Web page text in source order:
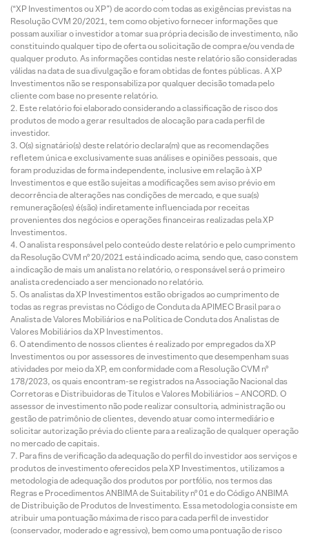
(“XP Investimentos ou XP”) de acordo com todas as exigências previstas na
Resolução CVM 20/2021, tem como objetivo fornecer informações que
possam auxiliar o investidor a tomar sua própria decisão de investimento, não
constituindo qualquer tipo de oferta ou solicitação de compra e/ou venda de
qualquer produto. As informações contidas neste relatório são consideradas
válidas na data de sua divulgação e foram obtidas de fontes públicas. A XP
Investimentos não se responsabiliza por qualquer decisão tomada pelo
cliente com base no presente relatório.
Este relatório foi elaborado considerando a classificação de risco dos
produtos de modo a gerar resultados de alocação para cada perfil de
investidor.
O(s) signatário(s) deste relatório declara(m) que as recomendações
refletem única e exclusivamente suas análises e opiniões pessoais, que
foram produzidas de forma independente, inclusive em relação à XP
Investimentos e que estão sujeitas a modificações sem aviso prévio em
decorrência de alterações nas condições de mercado, e que sua(s)
remuneração(es) é(são) indiretamente influenciada por receitas
provenientes dos negócios e operações financeiras realizadas pela XP
Investimentos.
O analista responsável pelo conteúdo deste relatório e pelo cumprimento
da Resolução CVM nº 20/2021 está indicado acima, sendo que, caso constem
a indicação de mais um analista no relatório, o responsável será o primeiro
analista credenciado a ser mencionado no relatório.
Os analistas da XP Investimentos estão obrigados ao cumprimento de
todas as regras previstas no Código de Conduta da APIMEC Brasil para o
Analista de Valores Mobiliários e na Política de Conduta dos Analistas de
Valores Mobiliários da XP Investimentos.
O atendimento de nossos clientes é realizado por empregados da XP
Investimentos ou por assessores de investimento que desempenham suas
atividades por meio da XP, em conformidade com a Resolução CVM nº
178/2023, os quais encontram-se registrados na Associação Nacional das
Corretoras e Distribuidoras de Títulos e Valores Mobiliários – ANCORD. O
assessor de investimento não pode realizar consultoria, administração ou
gestão de patrimônio de clientes, devendo atuar como intermediário e
solicitar autorização prévia do cliente para a realização de qualquer operação
no mercado de capitais.
Para fins de verificação da adequação do perfil do investidor aos serviços e
produtos de investimento oferecidos pela XP Investimentos, utilizamos a
metodologia de adequação dos produtos por portfólio, nos termos das
Regras e Procedimentos ANBIMA de Suitability nº 01 e do Código ANBIMA
de Distribuição de Produtos de Investimento. Essa metodologia consiste em
atribuir uma pontuação máxima de risco para cada perfil de investidor
(conservador, moderado e agressivo), bem como uma pontuação de risco